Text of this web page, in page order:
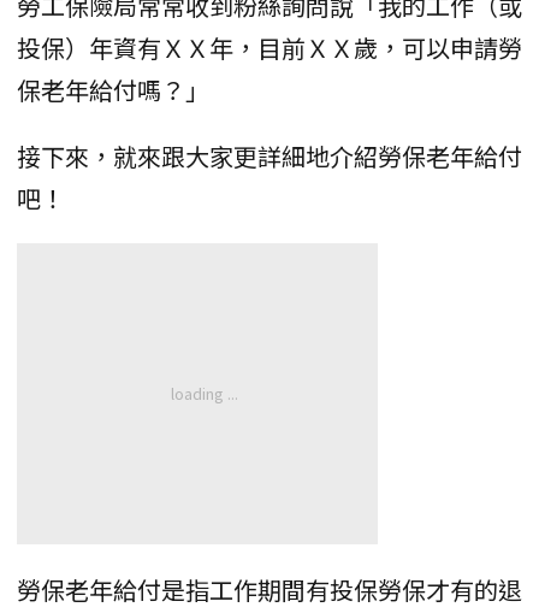
投保）年資有ＸＸ年，目前ＸＸ歲，可以申請勞
保老年給付嗎？」
接下來，就來跟大家更詳細地介紹勞保老年給付
吧！
勞保老年給付是指工作期間有投保勞保才有的退